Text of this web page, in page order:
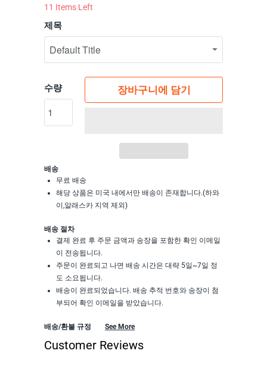
11 Items Left
제목
수량 장바구니에 담기
배송
무료 배송
해당 상품은 미국 내에서만 배송이 존재합니다.(하와
이,알래스카 지역 제외)
배송 절차
결제 완료 후 주문 금액과 송장을 포함한 확인 이메일
이 전송됩니다.
주문이 완료되고 나면 배송 시간은 대략 5일~7일 정
도 소요됩니다.
배송이 완료되었습니다. 배송 추적 번호와 송장이 첨
부되어 확인 이메일을 받았습니다.
배송/환불 규정 See More
Customer Reviews